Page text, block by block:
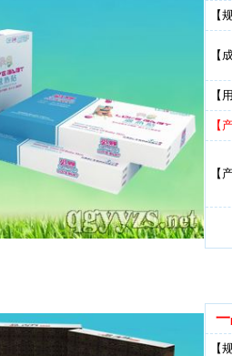
【
【
【